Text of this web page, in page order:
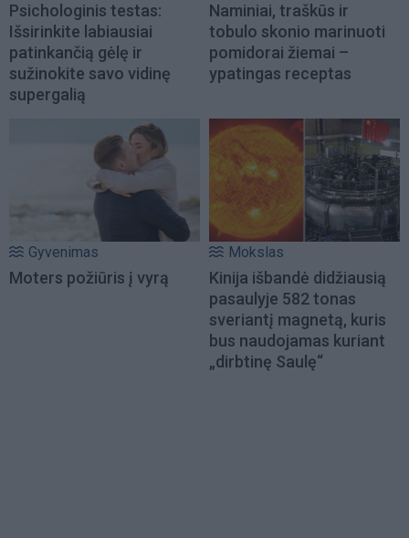
Psichologinis testas:
Išsirinkite labiausiai
patinkančią gėlę ir
sužinokite savo vidinę
supergalią
Naminiai, traškūs ir
tobulo skonio marinuoti
pomidorai žiemai –
ypatingas receptas
Gyvenimas
Moters požiūris į vyrą
Mokslas
Kinija išbandė didžiausią
pasaulyje 582 tonas
sveriantį magnetą, kuris
bus naudojamas kuriant
„dirbtinę Saulę“